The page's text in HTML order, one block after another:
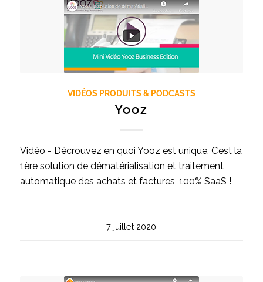
VIDÉOS PRODUITS & PODCASTS
Yooz
Vidéo - Décrouvez en quoi Yooz est unique. C’est la
1ère solution de dématérialisation et traitement
automatique des achats et factures, 100% SaaS !
7 juillet 2020